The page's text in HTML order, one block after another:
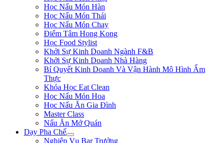
Học Nấu Món Hàn
Học Nấu Món Thái
Học Nấu Món Chay
Điểm Tâm Hong Kong
Học Food Stylist
Khởi Sự Kinh Doanh Ngành F&B
Khởi Sự Kinh Doanh Nhà Hàng
Bí Quyết Kinh Doanh Và Vận Hành Mô Hình Ẩm
Thực
Khóa Học Eat Clean
Học Nấu Món Hoa
Học Nấu Ăn Gia Đình
Master Class
Nấu Ăn Mở Quán
Dạy Pha Chế
Nghiệp Vụ Bar Trưởng